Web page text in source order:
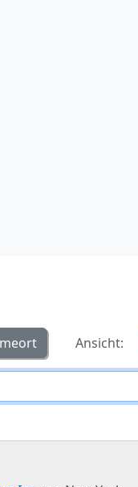
Ansicht: